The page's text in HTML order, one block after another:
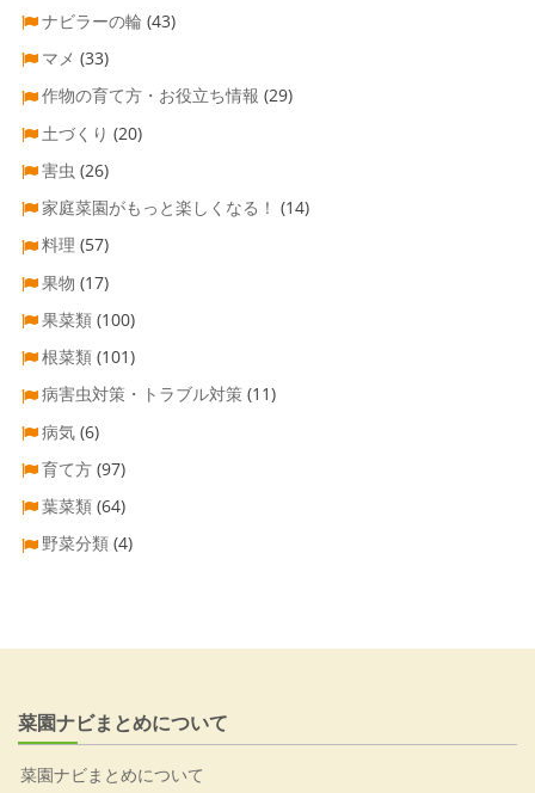
ナビラーの輪 (43)
マメ (33)
作物の育て方・お役立ち情報 (29)
土づくり (20)
害虫 (26)
家庭菜園がもっと楽しくなる！ (14)
料理 (57)
果物 (17)
果菜類 (100)
根菜類 (101)
病害虫対策・トラブル対策 (11)
病気 (6)
育て方 (97)
葉菜類 (64)
野菜分類 (4)
菜園ナビまとめについて
菜園ナビまとめについて